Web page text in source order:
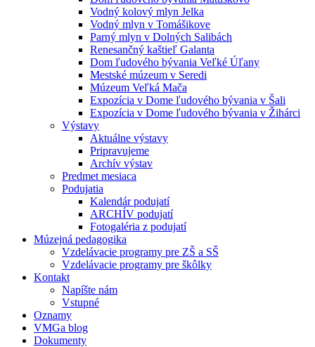
Vodný kolový mlyn Jelka
Vodný mlyn v Tomášikove
Parný mlyn v Dolných Salibách
Renesančný kaštieľ Galanta
Dom ľudového bývania Veľké Úľany
Mestské múzeum v Seredi
Múzeum Veľká Mača
Expozícia v Dome ľudového bývania v Šali
Expozícia v Dome ľudového bývania v Žihárci
Výstavy
Aktuálne výstavy
Pripravujeme
Archív výstav
Predmet mesiaca
Podujatia
Kalendár podujatí
ARCHÍV podujatí
Fotogaléria z podujatí
Múzejná pedagogika
Vzdelávacie programy pre ZŠ a SŠ
Vzdelávacie programy pre škôlky
Kontakt
Napíšte nám
Vstupné
Oznamy
VMGa blog
Dokumenty